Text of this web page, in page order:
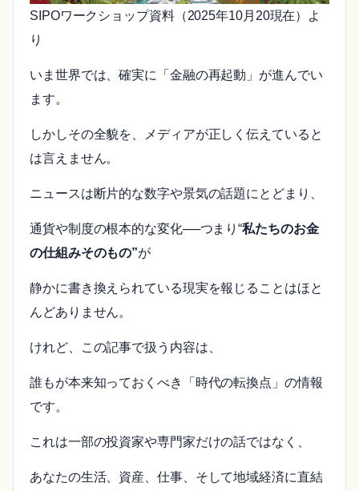
SIPOワークショップ資料（2025年10月20現在）よ
り
いま世界では、確実に「金融の再起動」が進んでい
ます。
しかしその全貌を、メディアが正しく伝えていると
は言えません。
ニュースは断片的な数字や景気の話題にとどまり、
通貨や制度の根本的な変化──つまり“私たちのお金
の仕組みそのもの”が
静かに書き換えられている現実を報じることはほと
んどありません。
けれど、この記事で扱う内容は、
誰もが本来知っておくべき「時代の転換点」の情報
です。
これは一部の投資家や専門家だけの話ではなく、
あなたの生活、資産、仕事、そして地域経済に直結